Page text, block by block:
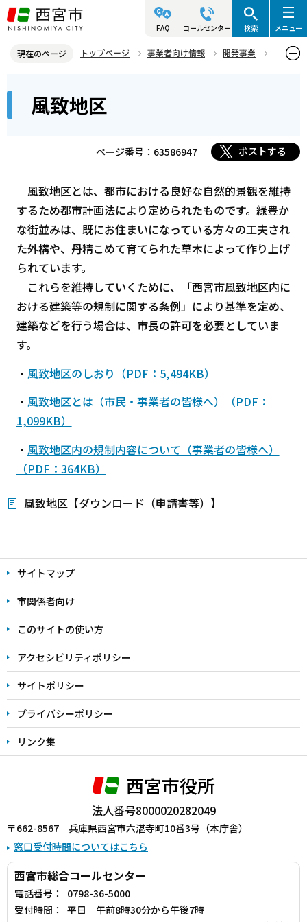
こ
の
ジ
先
FAQ コールセンター 検索 メニュー
現在のページ トップページ 事業者向け情報
開発事業
こ
風致地区
ページ番号：63586947 ポストする
風致地区とは、都市における良好な自然的景観を維持
するため都市計画法により定められたものです。緑豊か
な街並みは、既にお住まいになっている方々の工夫され
た外構や、丹精こめて育てられた草木によって作り上げ
られています。
これらを維持していくために、「西宮市風致地区内に
おける建築等の規制に関する条例」により基準を定め、
建築などを行う場合は、市長の許可を必要としていま
す。
・ 風致地区のしおり（PDF：5,494KB）
・ 風致地区とは（市民・事業者の皆様へ）（PDF：
1,099KB）
・ 風致地区内の規制内容について（事業者の皆様へ）
（PDF：364KB）
風致地区【ダウンロード（申請書等）】
文
こ
こ
ま
で
サイトマップ
市関係者向け
このサイトの使い方
アクセシビリティポリシー
サイトポリシー
プライバシーポリシー
リンク集
西宮市役所
法人番号8000020282049
〒662-8567 兵庫県西宮市六湛寺町10番3号（本庁舎）
窓口受付時間についてはこちら
西宮市総合コールセンター
電話番号：
0798-36-5000
受付時間：
平日 午前8時30分から午後7時